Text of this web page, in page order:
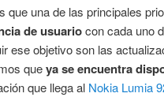
que una de las principales
de usuariocon cada uno
ese objetivo son las
queya se encuentra
que llega al Nokia Lumia